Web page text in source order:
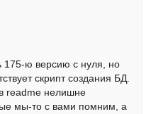
175-ю версию с нуля, но
скрипт создания БД.
readme нелишне
мы-то с вами помним, а